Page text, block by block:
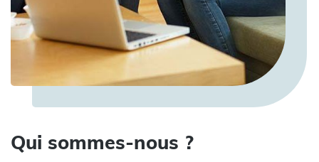
Qui sommes-nous ?